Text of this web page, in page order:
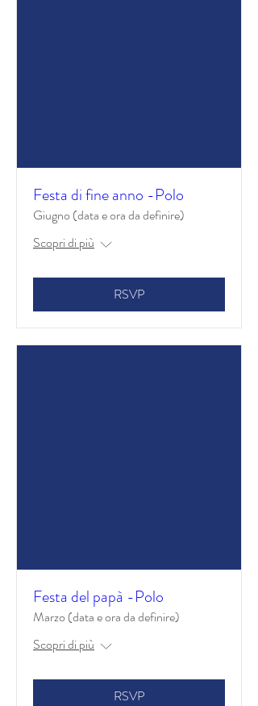
Festa di fine anno -Polo
Giugno (data e ora da definire)
Scopri di più
RSVP
Festa del papà -Polo
Marzo (data e ora da definire)
Scopri di più
RSVP